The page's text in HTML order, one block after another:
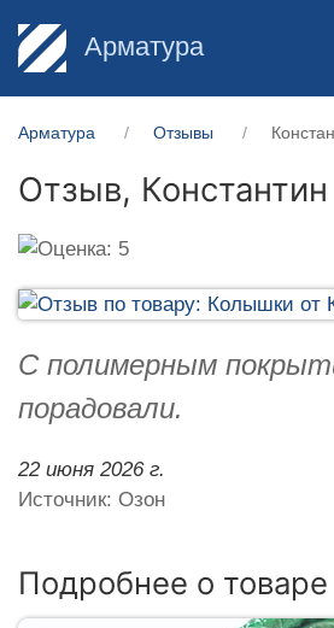
Арматура
Арматура Отзывы
Отзыв,
С полимерным
порадовали.
22 июня 2026 г.
Источник: Озон
Подробнее о товаре